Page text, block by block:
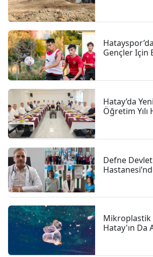
Gençler Için
Hatay’da
Öğretim Yılı
Defne Devlet
En Güçlü
Mikroplastik
Hatay'ın Da